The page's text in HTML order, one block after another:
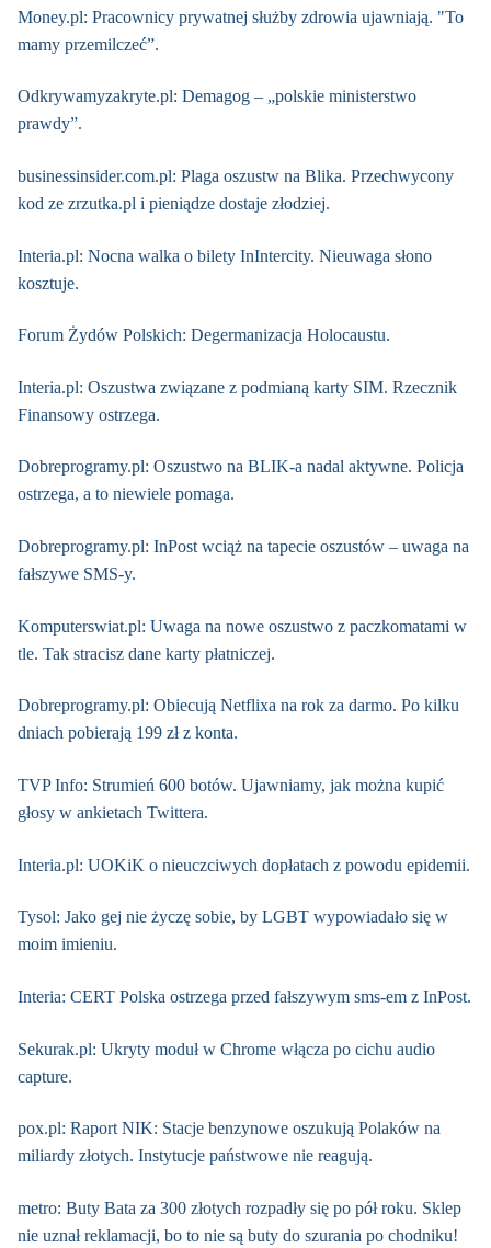
Money.pl: Pracownicy prywatnej służby zdrowia ujawniają. "To
mamy przemilczeć”.
Odkrywamyzakryte.pl: Demagog – „polskie ministerstwo
prawdy”.
businessinsider.com.pl: Plaga oszustw na Blika. Przechwycony
kod ze zrzutka.pl i pieniądze dostaje złodziej.
Interia.pl: Nocna walka o bilety InIntercity. Nieuwaga słono
kosztuje.
Forum Żydów Polskich: Degermanizacja Holocaustu.
Interia.pl: Oszustwa związane z podmianą karty SIM. Rzecznik
Finansowy ostrzega.
Dobreprogramy.pl: Oszustwo na BLIK-a nadal aktywne. Policja
ostrzega, a to niewiele pomaga.
Dobreprogramy.pl: InPost wciąż na tapecie oszustów – uwaga na
fałszywe SMS-y.
Komputerswiat.pl: Uwaga na nowe oszustwo z paczkomatami w
tle. Tak stracisz dane karty płatniczej.
Dobreprogramy.pl: Obiecują Netflixa na rok za darmo. Po kilku
dniach pobierają 199 zł z konta.
TVP Info: Strumień 600 botów. Ujawniamy, jak można kupić
głosy w ankietach Twittera.
Interia.pl: UOKiK o nieuczciwych dopłatach z powodu epidemii.
Tysol: Jako gej nie życzę sobie, by LGBT wypowiadało się w
moim imieniu.
Interia: CERT Polska ostrzega przed fałszywym sms-em z InPost.
Sekurak.pl: Ukryty moduł w Chrome włącza po cichu audio
capture.
pox.pl: Raport NIK: Stacje benzynowe oszukują Polaków na
miliardy złotych. Instytucje państwowe nie reagują.
metro: Buty Bata za 300 złotych rozpadły się po pół roku. Sklep
nie uznał reklamacji, bo to nie są buty do szurania po chodniku!